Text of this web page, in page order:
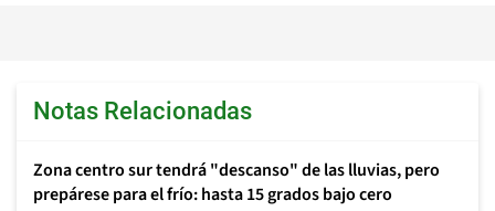
Notas Relacionadas
Zona centro sur tendrá "descanso" de las lluvias, pero
prepárese para el frío: hasta 15 grados bajo cero